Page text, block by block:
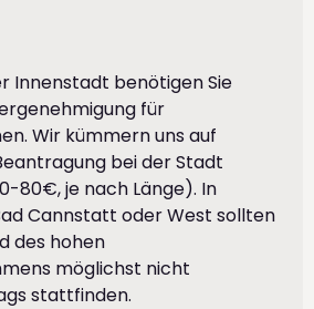
Innenstadt benötigen Sie
für
Wir kümmern uns auf
bei der Stadt
80€, je nach Länge). In
Cannstatt oder West sollten
des hohen
möglichst nicht
stattfinden.